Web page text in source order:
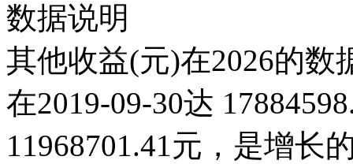
数据说明
其他收益(元)在2026的数
在2019-09-30达
11968701.41元，是增长